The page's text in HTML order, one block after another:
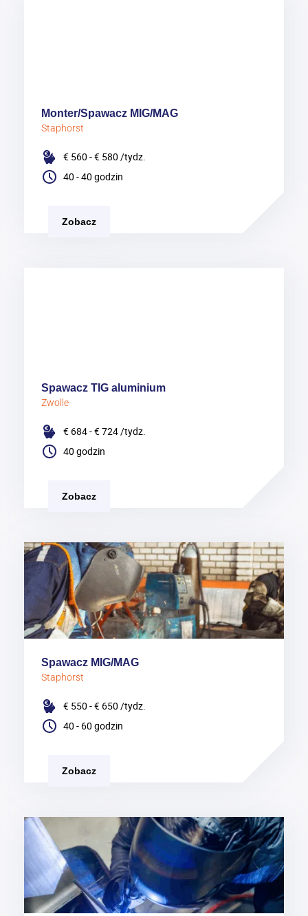
Monter/Spawacz MIG/MAG
Staphorst
€ 560 - € 580 /tydz.
40 - 40 godzin
Zobacz
Spawacz TIG aluminium
Zwolle
€ 684 - € 724/tydz.
40 godzin
Zobacz
Spawacz MIG/MAG
Staphorst
€ 550 - € 650 /tydz.
40 - 60 godzin
Zobacz